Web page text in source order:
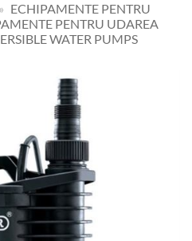
» ECHIPAMENTE PENTRU
PENTRU UDAREA
WATER PUMPS